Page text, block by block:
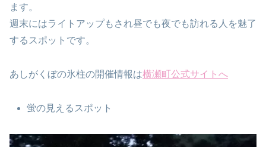
ます。
週末にはライトアップもされ昼でも夜でも訪れる人を魅了
するスポットです。
あしがくぼの氷柱の開催情報は横瀬町公式サイトへ
蛍の見えるスポット